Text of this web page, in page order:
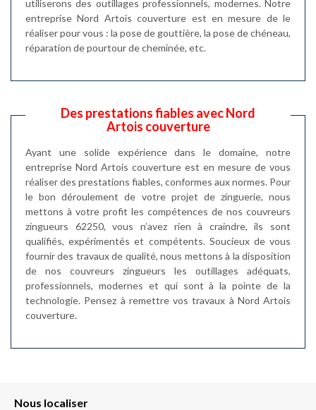
utiliserons des outillages professionnels, modernes. Notre
entreprise Nord Artois couverture est en mesure de le
réaliser pour vous : la pose de gouttière, la pose de chéneau,
réparation de pourtour de cheminée, etc.
Des prestations fiables avec Nord
Artois couverture
Ayant une solide expérience dans le domaine, notre
entreprise Nord Artois couverture est en mesure de vous
réaliser des prestations fiables, conformes aux normes. Pour
le bon déroulement de votre projet de zinguerie, nous
mettons à votre profit les compétences de nos couvreurs
zingueurs 62250, vous n’avez rien à craindre, ils sont
qualifiés, expérimentés et compétents. Soucieux de vous
fournir des travaux de qualité, nous mettons à la disposition
de nos couvreurs zingueurs les outillages adéquats,
professionnels, modernes et qui sont à la pointe de la
technologie. Pensez à remettre vos travaux à Nord Artois
couverture.
Nous localiser